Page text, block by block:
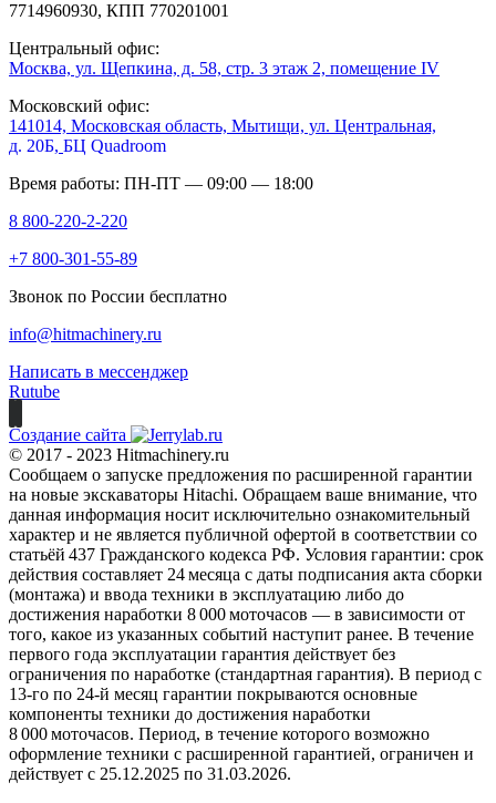
7714960930, КПП 770201001
Центральный офис:
Москва, ул. Щепкина, д. 58, стр. 3 этаж 2, помещение IV
Московский офис:
141014, Московская область, Мытищи, ул. Центральная,
д. 20Б, БЦ Quadroom
Время работы: ПН-ПТ — 09:00 — 18:00
8 800-220-2-220
+7 800-301-55-89
Звонок по России бесплатно
info@hitmachinery.ru
Написать в мессенджер
Rutube
Создание сайта
© 2017 - 2023 Hitmachinery.ru
Сообщаем о запуске предложения по расширенной гарантии
на новые экскаваторы Hitachi. Обращаем ваше внимание, что
данная информация носит исключительно ознакомительный
характер и не является публичной офертой в соответствии со
статьёй 437 Гражданского кодекса РФ. Условия гарантии: срок
действия составляет 24 месяца с даты подписания акта сборки
(монтажа) и ввода техники в эксплуатацию либо до
достижения наработки 8 000 моточасов — в зависимости от
того, какое из указанных событий наступит ранее. В течение
первого года эксплуатации гарантия действует без
ограничения по наработке (стандартная гарантия). В период с
13‑го по 24‑й месяц гарантии покрываются основные
компоненты техники до достижения наработки
8 000 моточасов. Период, в течение которого возможно
оформление техники с расширенной гарантией, ограничен и
действует с 25.12.2025 по 31.03.2026.